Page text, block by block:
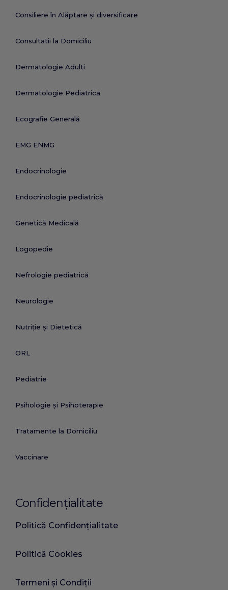
Consiliere în Alăptare și diversificare
Consultatii la Domiciliu
Dermatologie Adulti
Dermatologie Pediatrica
Ecografie Generală
EMG ENMG
Endocrinologie
Endocrinologie pediatrică
Genetică Medicală
Logopedie
Nefrologie pediatrică
Neurologie
Nutriție și Dietetică
ORL
Pediatrie
Psihologie și Psihoterapie
Tratamente la Domiciliu
Vaccinare
Confidențialitate
Politică Confidențialitate
Politică Cookies
Termeni și Condiții